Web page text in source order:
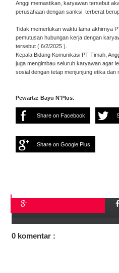
Anggi memastikan, karyawan tersebut
perusahaan dengan sanksi terberat
Tidak memerlukan waktu lama akhirnya
pemutusan hubungan kerja dengan
tersebut ( 6/2/2025 ).
Kepala Bidang Komunikasi PT Timah,
juga mengimbau seluruh karyawan agar
sosial dengan tetap menjunjung etika dan
Pewarta: Bayu N'Plus.
Share on Facebook
Share on Google Plus
0 komentar :